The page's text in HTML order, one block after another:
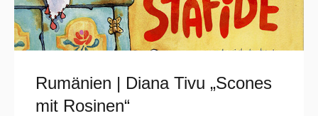
Rumänien | Diana Tivu „Scones
mit Rosinen“